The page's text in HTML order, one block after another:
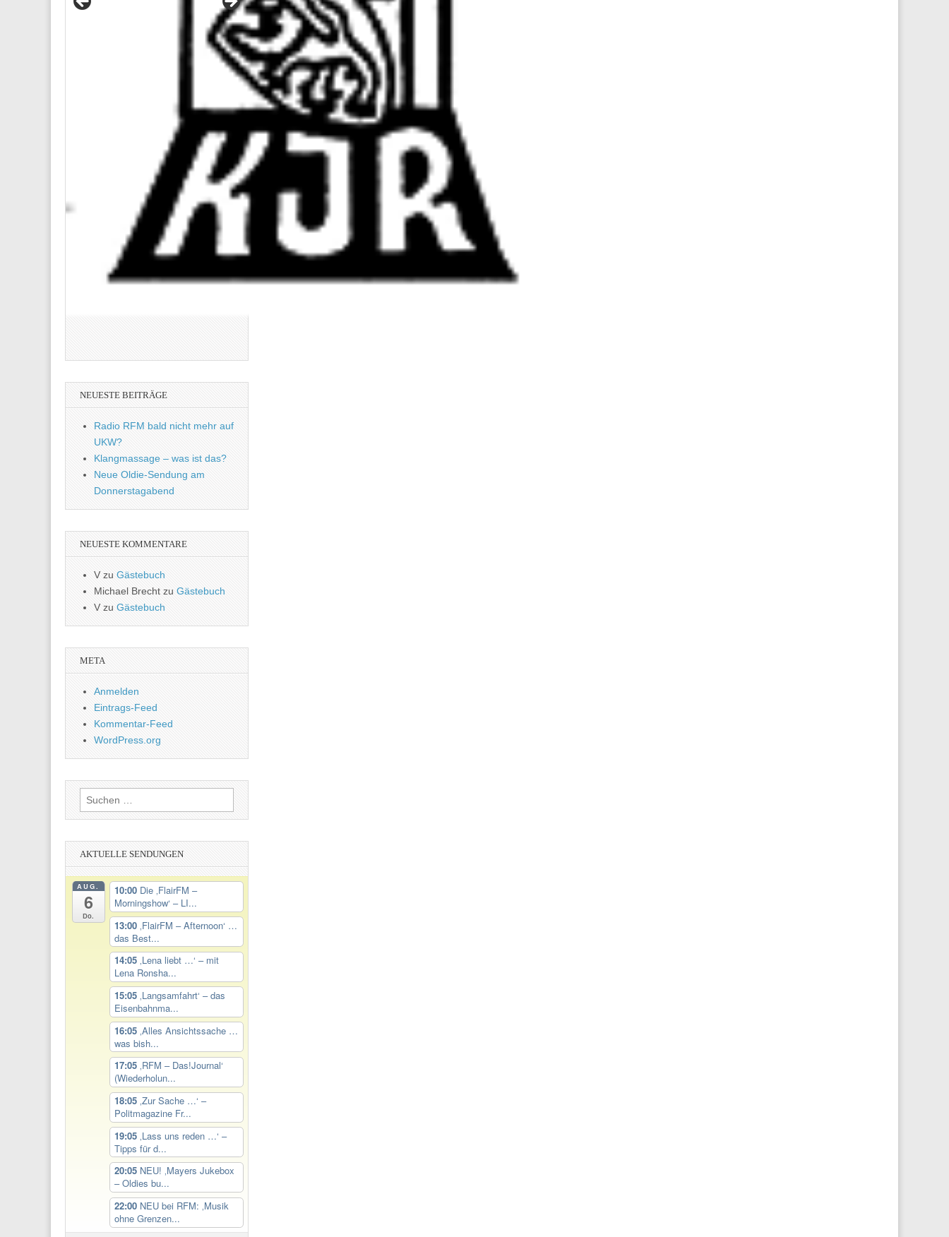
NEUESTE BEITRÄGE
Radio RFM bald nicht mehr auf
UKW?
Klangmassage – was ist das?
Neue Oldie-Sendung am
Donnerstagabend
NEUESTE KOMMENTARE
V zu Gästebuch
Michael Brecht zu Gästebuch
Vzu Gästebuch
META
Anmelden
Eintrags-Feed
Kommentar-Feed
WordPress.org
Suchen
nach:
AKTUELLE SENDUNGEN
AUG.
6
Do.
10:00 Die ‚FlairFM –
Morningshow‘ – LI...
13:00 ‚FlairFM – Afternoon‘ …
das Best...
14:05 ‚Lena liebt …‘ – mit
Lena Ronsha...
15:05 ‚Langsamfahrt‘ – das
Eisenbahnma...
16:05 ‚Alles Ansichtssache …
was bish...
17:05 ‚RFM – Das!Journal‘
(Wiederholun...
18:05 ‚Zur Sache …‘ –
Politmagazine Fr...
19:05 ‚Lass uns reden …‘ –
Tipps für d...
20:05 NEU! ‚Mayers Jukebox
– Oldies bu...
22:00 NEU bei RFM: ‚Musik
ohne Grenzen...